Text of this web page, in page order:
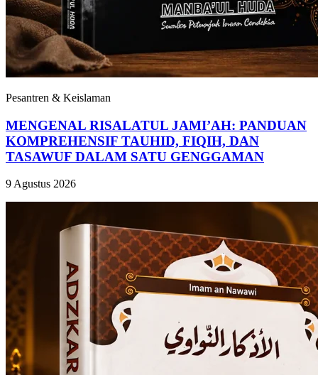
Pesantren & Keislaman
MENGENAL RISALATUL JAMI’AH: PANDUAN
KOMPREHENSIF TAUHID, FIQIH, DAN
TASAWUF DALAM SATU GENGGAMAN
9 Agustus 2026